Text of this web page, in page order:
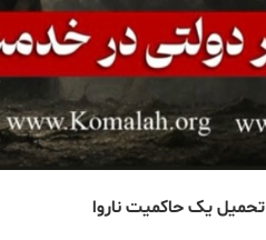
تحمیلیکحاکمیتناروا